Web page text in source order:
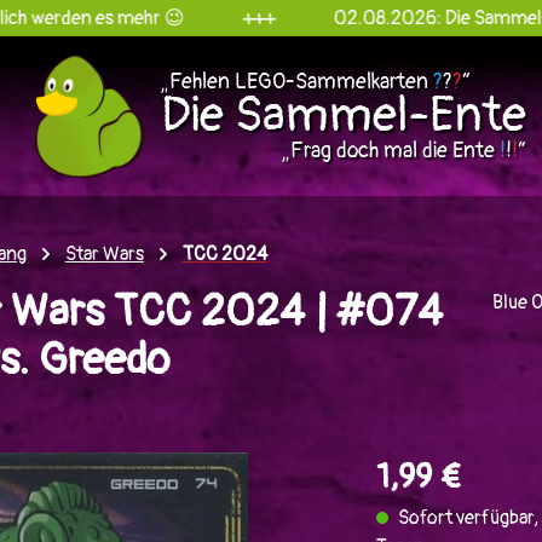
mehr 😉 +++ 02.08.2026: Die Sammel-Ente goes
„Fehlen LEGO-Sammelkarten ???“
Die Sammel-Ente
„Frag doch mal die Ente!!!“
Star Wars TCC 2024
Wars TCC 2024 | #074
Greedo
Blue
1,99 €
Sofort